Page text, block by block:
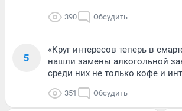
390 Обсудить
5
«Круг интересов теперь в
нашли замены алкогольной
среди них не только кофе и
351 Обсудить